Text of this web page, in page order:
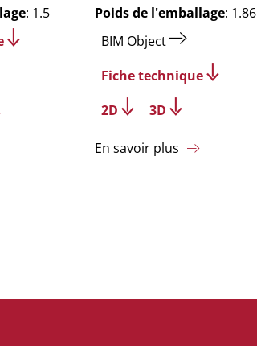
: 1.5
Poids de l'emballage: 1.86
BIM Object
Fiche technique
2D
3D
En savoir plus